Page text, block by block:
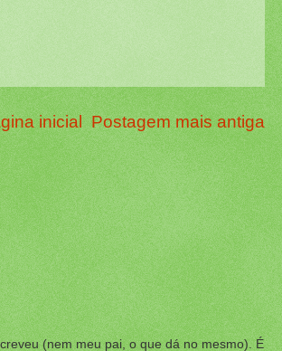
Postagem mais antiga
inicial
(nem meu pai, o que dá no mesmo). É